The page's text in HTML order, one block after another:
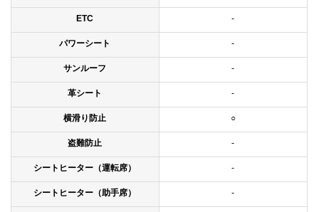
ETC -
パワーシート -
サンルーフ -
革シート -
横滑り防止 ○
盗難防止 -
シートヒーター（運転席） -
シートヒーター（助手席） -